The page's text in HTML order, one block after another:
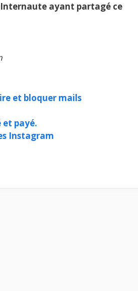
ayant partagé ce
et bloquer mails
et payé.
Instagram